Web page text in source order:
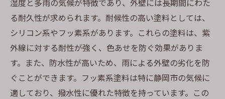
湿度と多雨の気候が特徴であり、外壁には長期間にわた
る耐久性が求められます。耐候性の高い塗料としては、
シリコン系やフッ素系があります。これらの塗料は、紫
外線に対する耐性が強く、色あせを防ぐ効果がありま
す。また、防水性が高いため、雨による外壁の劣化を防
ぐことができます。フッ素系塗料は特に静岡市の気候に
適しており、撥水性に優れた特徴を持っています。この